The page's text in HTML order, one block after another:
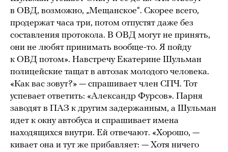
в ОВД, возможно, „Мещанское“. Скорее всего,
продержат часа три, потом отпустят даже без
составления протокола. В ОВД могут не принять,
они не любят принимать вообще-то. Я пойду
к ОВД потом». Навстречу Екатерине Шульман
полицейские тащат в автозак молодого человека.
«Как вас зовут?» — спрашивает член СПЧ. Тот
успевает ответить: «Александр Фурсов». Парня
заводят в ПАЗ к другим задержанным, а Шульман
идет к окну автобуса и спрашивает имена
находящихся внутри. Ей отвечают. «Хорошо, —
кивает она и тут же прибавляет: — Хотя ничего